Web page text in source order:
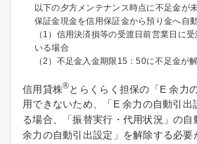
以下の夕方メンテナンス時点に不足金が
保証金現金を信用保証金から預り金へ自
（1）信用決済損等の受渡日前営業日に
いる場合
（2）不足金入金期限15：50に不足金が
信用貸株®とらくらく担保の「E 余力
用できないため、「E 余力の自動引出
る場合、「振替実行・代用状況」の
余力の自動引出設定」を解除する必要